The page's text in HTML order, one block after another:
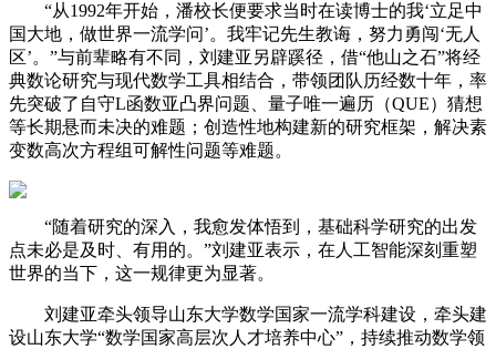
“从1992年开始，潘校长便要求当时在读博士的我‘立足中
国大地，做世界一流学问’。我牢记先生教诲，努力勇闯‘无人
区’。”与前辈略有不同，刘建亚另辟蹊径，借“他山之石”将经
典数论研究与现代数学工具相结合，带领团队历经数十年，率
先突破了自守L函数亚凸界问题、量子唯一遍历（QUE）猜想
等长期悬而未决的难题；创造性地构建新的研究框架，解决素
变数高次方程组可解性问题等难题。
“随着研究的深入，我愈发体悟到，基础科学研究的出发
点未必是及时、有用的。”刘建亚表示，在人工智能深刻重塑
世界的当下，这一规律更为显著。
刘建亚牵头领导山东大学数学国家一流学科建设，牵头建
设山东大学“数学国家高层次人才培养中心”，持续推动数学领